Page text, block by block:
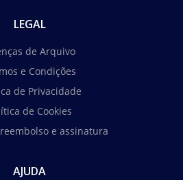
LEGAL
de Arquivo
e Condições
de Privacidade
de Cookies
e assinatura
AJUDA